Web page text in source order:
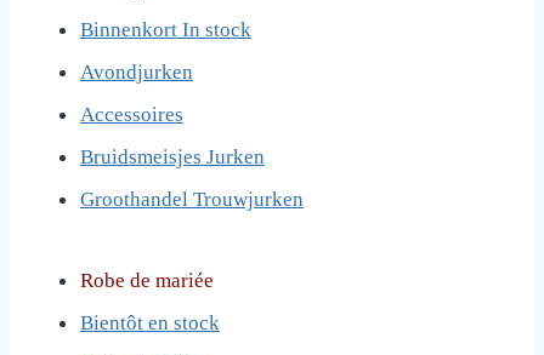
Binnenkort In stock
Avondjurken
Accessoires
Bruidsmeisjes Jurken
Groothandel Trouwjurken
Robe de mariée
Bientôt en stock